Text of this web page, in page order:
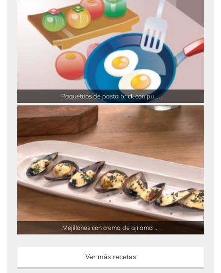
Paquetitos de pasta brick con pu ...
Mejillones con crema de ají ama ...
Ver más recetas